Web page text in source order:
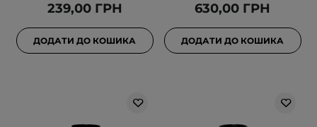
239,00 ГРН
ДОДАТИ ДО КОШИКА
630,00 ГРН
ДОДАТИ ДО КОШИКА